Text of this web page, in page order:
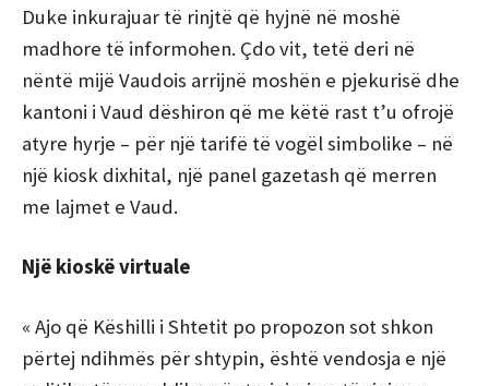
Duke inkurajuar të rinjtë që hyjnë në moshë
madhore të informohen. Çdo vit, tetë deri në
nëntë mijë Vaudois arrijnë moshën e pjekurisë dhe
kantoni i Vaud dëshiron që me këtë rast t’u ofrojë
atyre hyrje – për një tarifë të vogël simbolike – në
një kiosk dixhital, një panel gazetash që merren
me lajmet e Vaud.
Një kioskë virtuale
« Ajo që Këshilli i Shtetit po propozon sot shkon
përtej ndihmës për shtypin, është vendosja e një